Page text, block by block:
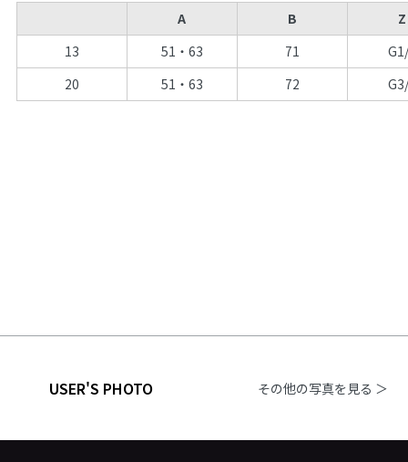
A B
Z
13
51・63 71
20
51・63 72
USER'S PHOTO その他の写真を見る ＞